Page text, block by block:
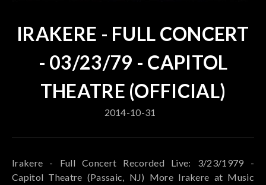
IRAKERE - FULL CONCERT
- 03/23/79 - CAPITOL
THEATRE (OFFICIAL)
2014-10-31
Irakere - Full Concert Recorded Live: 3/23/1979 -
Capitol Theatre (Passaic, NJ) More Irakere at Music